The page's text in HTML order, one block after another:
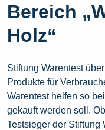
Bereich
Holz“
Stiftung Warentest
Produkte für
Warentest helfen so
gekauft werden soll.
Testsieger der Stiftung